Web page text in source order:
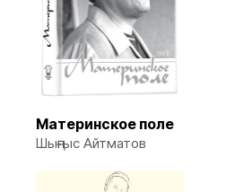
Материнское поле
Шыңғыс Айтматов